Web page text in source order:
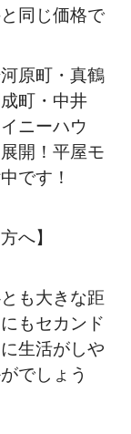
同じ価格で
原町・真鶴
町・中井
ニーハウ
開！平屋モ
です！
へ】
も大きな距
もセカンド
生活がしや
でしょう